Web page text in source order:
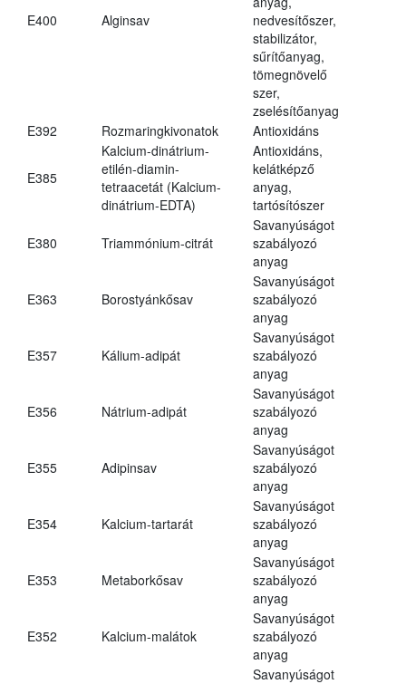
E400 Alginsav
nedvesítőszer,
stabilizátor,
sűrítőanyag,
tömegnövelő
szer,
zselésítőanyag
E392
Rozmaringkivonatok Antioxidáns
E385
Kalcium-dinátrium-
etilén-diamin-
tetraacetát (Kalcium-
dinátrium-EDTA)
Antioxidáns,
kelátképző
anyag,
tartósítószer
E380 Triammónium-citrát
Savanyúságot
szabályozó
anyag
E363 Borostyánkősav
Savanyúságot
szabályozó
anyag
E357 Kálium-adipát
Savanyúságot
szabályozó
anyag
E356 Nátrium-adipát
Savanyúságot
szabályozó
anyag
E355 Adipinsav
Savanyúságot
szabályozó
anyag
E354 Kalcium-tartarát
Savanyúságot
szabályozó
anyag
E353 Metaborkősav
Savanyúságot
szabályozó
anyag
E352 Kalcium-malátok
Savanyúságot
szabályozó
anyag
Savanyúságot